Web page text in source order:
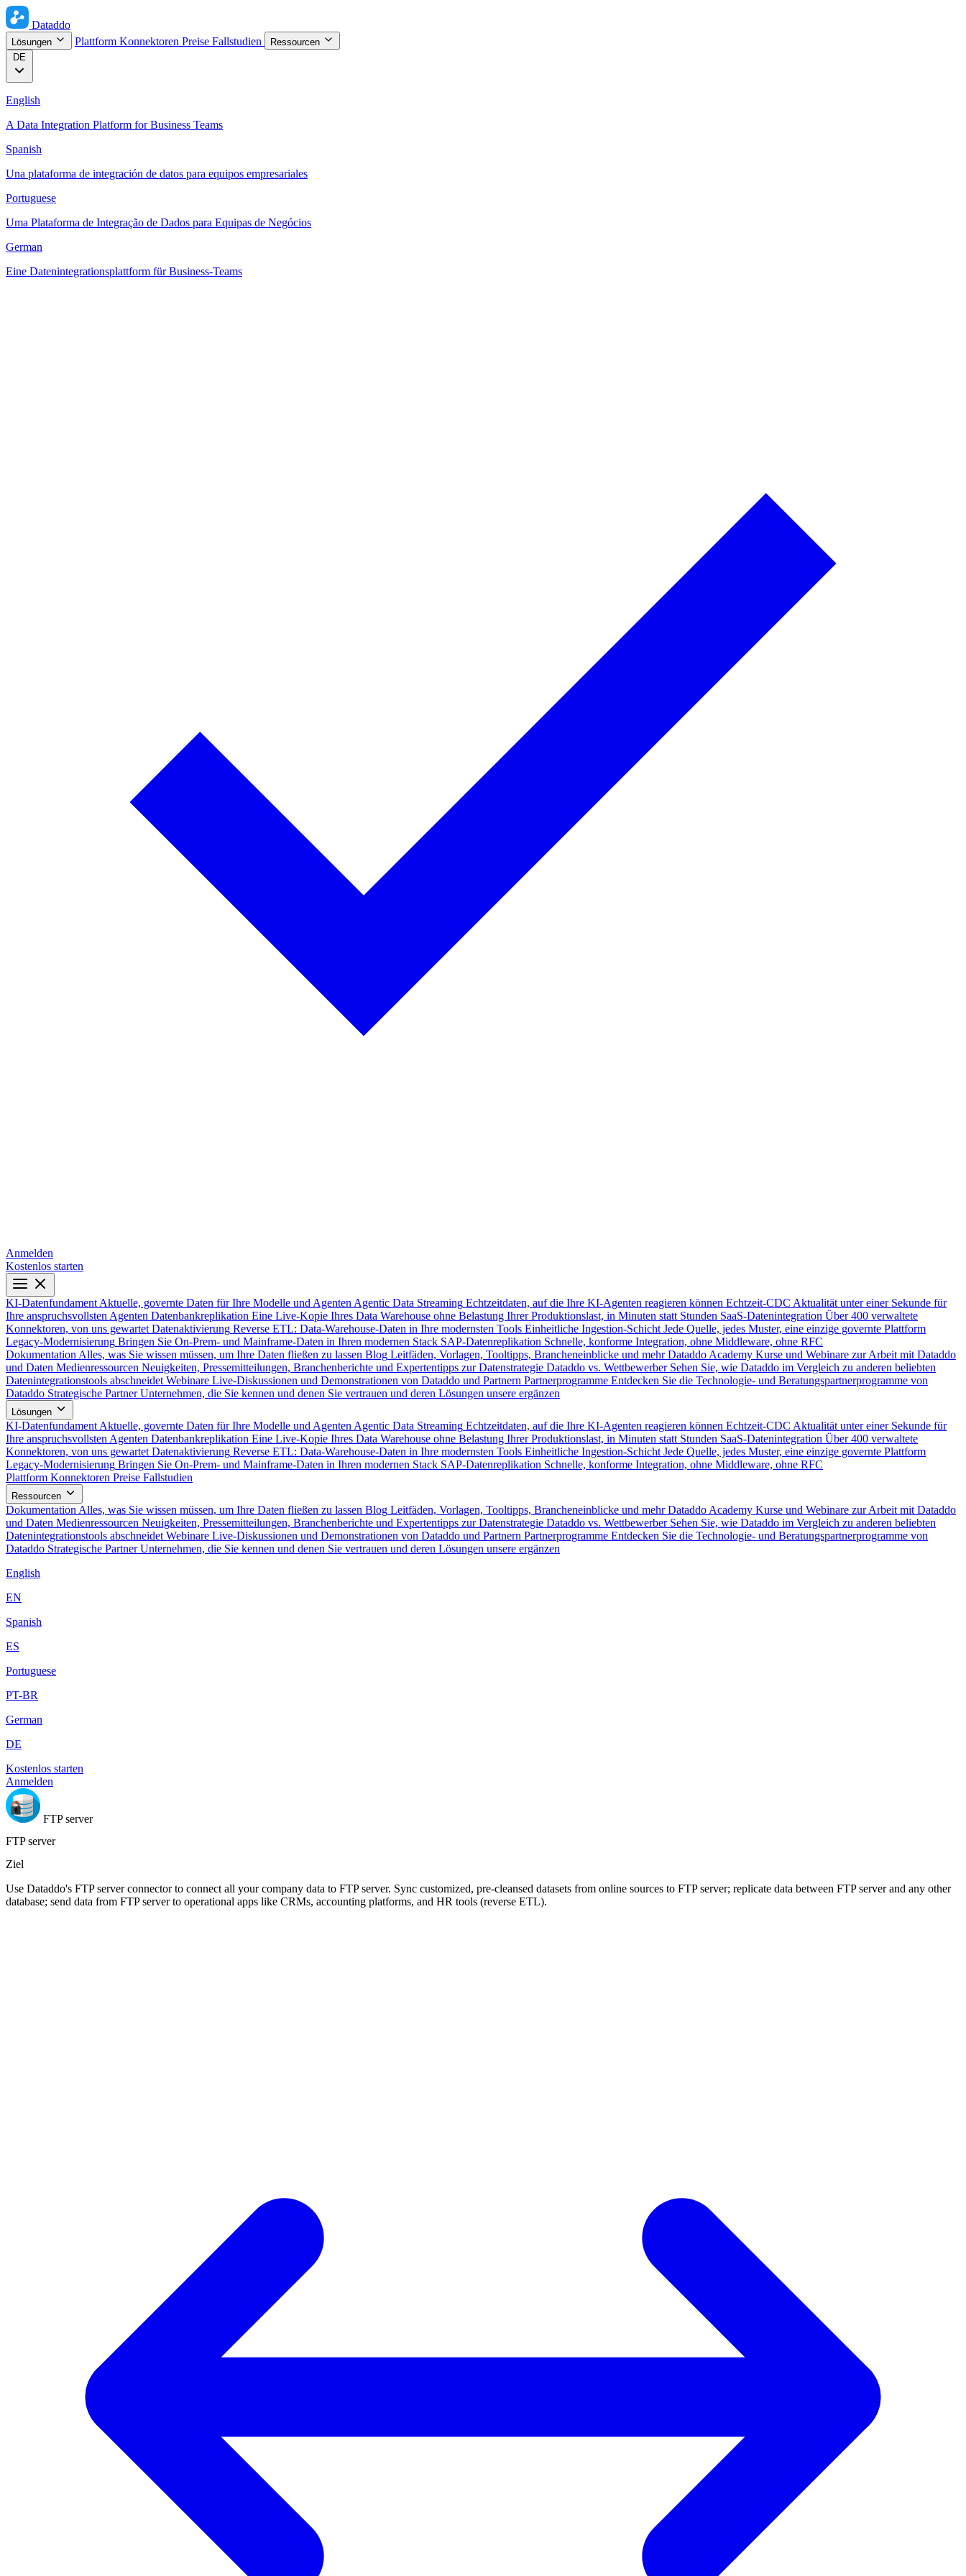
Dataddo
Lösungen Plattform Konnektoren Preise Fallstudien
Ressourcen
DE
English
A Data Integration Platform for Business Teams
Spanish
Una plataforma de integración de datos para equipos empresariales
Portuguese
Uma Plataforma de Integração de Dados para Equipas de Negócios
German
Eine Datenintegrationsplattform für Business-Teams
Anmelden
Kostenlos starten
KI-Datenfundament Aktuelle, governte Daten für Ihre Modelle und Agenten Agentic Data Streaming Echtzeitdaten, auf die Ihre KI-Agenten reagieren können Echtzeit-CDC Aktualität unter einer Sekunde für
Ihre anspruchsvollsten Agenten Datenbankreplikation Eine Live-Kopie Ihres Data Warehouse ohne Belastung Ihrer Produktionslast, in Minuten statt Stunden SaaS-Datenintegration Über 400 verwaltete
Konnektoren, von uns gewartet Datenaktivierung Reverse ETL: Data-Warehouse-Daten in Ihre modernsten Tools Einheitliche Ingestion-Schicht Jede Quelle, jedes Muster, eine einzige governte Plattform
Legacy-Modernisierung Bringen Sie On-Prem- und Mainframe-Daten in Ihren modernen Stack SAP-Datenreplikation Schnelle, konforme Integration, ohne Middleware, ohne RFC
Dokumentation Alles, was Sie wissen müssen, um Ihre Daten fließen zu lassen Blog Leitfäden, Vorlagen, Tooltipps, Brancheneinblicke und mehr Dataddo Academy Kurse und Webinare zur Arbeit mit Dataddo
und Daten Medienressourcen Neuigkeiten, Pressemitteilungen, Branchenberichte und Expertentipps zur Datenstrategie Dataddo vs. Wettbewerber Sehen Sie, wie Dataddo im Vergleich zu anderen beliebten
Datenintegrationstools abschneidet Webinare Live-Diskussionen und Demonstrationen von Dataddo und Partnern Partnerprogramme Entdecken Sie die Technologie- und Beratungspartnerprogramme von
Dataddo Strategische Partner Unternehmen, die Sie kennen und denen Sie vertrauen und deren Lösungen unsere ergänzen
Lösungen
KI-Datenfundament Aktuelle, governte Daten für Ihre Modelle und Agenten Agentic Data Streaming Echtzeitdaten, auf die Ihre KI-Agenten reagieren können Echtzeit-CDC Aktualität unter einer Sekunde für
Ihre anspruchsvollsten Agenten Datenbankreplikation Eine Live-Kopie Ihres Data Warehouse ohne Belastung Ihrer Produktionslast, in Minuten statt Stunden SaaS-Datenintegration Über 400 verwaltete
Konnektoren, von uns gewartet Datenaktivierung Reverse ETL: Data-Warehouse-Daten in Ihre modernsten Tools Einheitliche Ingestion-Schicht Jede Quelle, jedes Muster, eine einzige governte Plattform
Legacy-Modernisierung Bringen Sie On-Prem- und Mainframe-Daten in Ihren modernen Stack SAP-Datenreplikation Schnelle, konforme Integration, ohne Middleware, ohne RFC
Plattform Konnektoren Preise Fallstudien
Ressourcen
Dokumentation Alles, was Sie wissen müssen, um Ihre Daten fließen zu lassen Blog Leitfäden, Vorlagen, Tooltipps, Brancheneinblicke und mehr Dataddo Academy Kurse und Webinare zur Arbeit mit Dataddo
und Daten Medienressourcen Neuigkeiten, Pressemitteilungen, Branchenberichte und Expertentipps zur Datenstrategie Dataddo vs. Wettbewerber Sehen Sie, wie Dataddo im Vergleich zu anderen beliebten
Datenintegrationstools abschneidet Webinare Live-Diskussionen und Demonstrationen von Dataddo und Partnern Partnerprogramme Entdecken Sie die Technologie- und Beratungspartnerprogramme von
Dataddo Strategische Partner Unternehmen, die Sie kennen und denen Sie vertrauen und deren Lösungen unsere ergänzen
English
EN
Spanish
ES
Portuguese
PT-BR
German
DE
Kostenlos starten
Anmelden
FTP server
FTP server
Ziel
Use Dataddo's FTP server connector to connect all your company data to FTP server. Sync customized, pre-cleansed datasets from online sources to FTP server; replicate data between FTP server and any other
database; send data from FTP server to operational apps like CRMs, accounting platforms, and HR tools (reverse ETL).